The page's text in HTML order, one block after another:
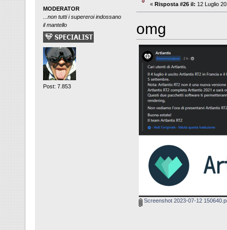
MODERATOR
...non tutti i supereroi indossano
il mantello
Post: 7.853
« Risposta #26 il: 12 Luglio
omg
Screenshot 2023-07-12